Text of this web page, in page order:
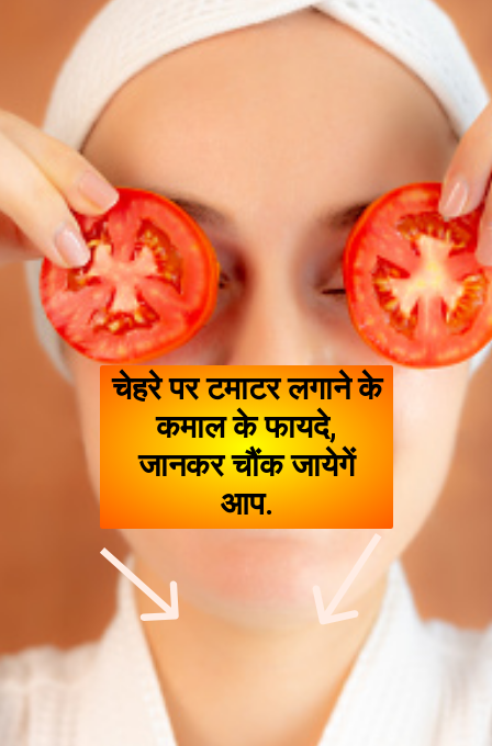
चेहरे पर टमाटर लगाने के
कमाल के फायदे,
जानकर चौंक जायेगें
आप.